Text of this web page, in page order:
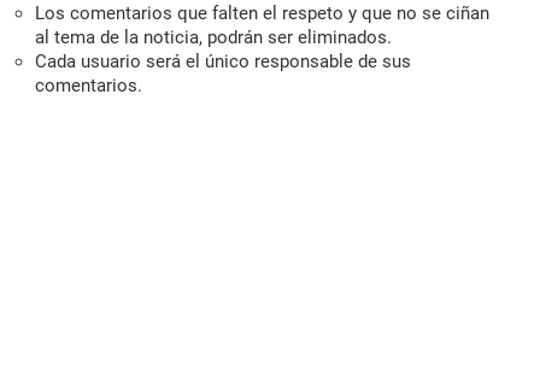
Los comentarios que falten el respeto y que no se ciñan
al tema de la noticia, podrán ser eliminados.
Cada usuario será el único responsable de sus
comentarios.